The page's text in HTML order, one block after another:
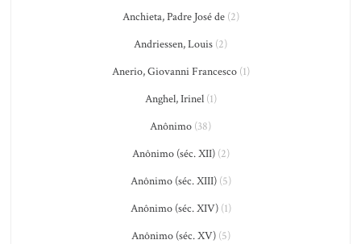
Anchieta, Padre José de(2)
Andriessen, Louis (2)
Anerio, Giovanni Francesco(1)
Anghel, Irinel(1)
Anônimo (38)
Anônimo (séc. XII)(2)
Anônimo (séc. XIII)(5)
Anônimo (séc. XIV)(1)
Anônimo (séc. XV)(5)